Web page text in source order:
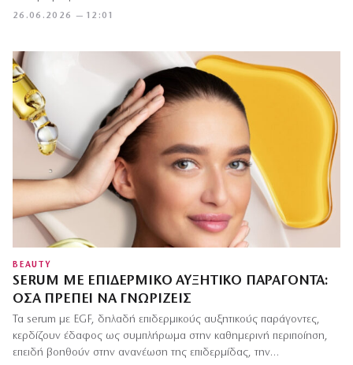
26.06.2026 — 12:01
BEAUTY
SERUM ΜΕ ΕΠΙΔΕΡΜΙΚΌ ΑΥΞΗΤΙΚΌ ΠΑΡΆΓΟΝΤΑ:
ΌΣΑ ΠΡΈΠΕΙ ΝΑ ΓΝΩΡΊΖΕΙΣ
Τα serum με EGF, δηλαδή επιδερμικούς αυξητικούς παράγοντες,
κερδίζουν έδαφος ως συμπλήρωμα στην καθημερινή περιποίηση,
επειδή βοηθούν στην ανανέωση της επιδερμίδας, την…